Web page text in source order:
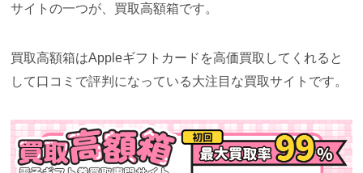
サイトの一つが、買取高額箱です。
買取高額箱はAppleギフトカードを高価買取してくれると
して口コミで評判になっている大注目な買取サイトです。